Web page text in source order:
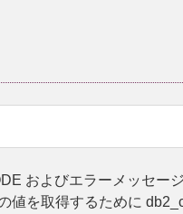
およびエラーメッセー
値を取得するために